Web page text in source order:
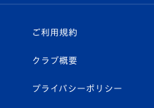
ホームタウン
U-18
ヴィヴィくんインスタグラム
公式LINE＠
ご利用規約
クラブ概要
プライバシーポリシー